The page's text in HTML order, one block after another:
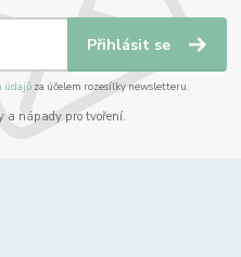
Přihlásit se
údajůza účelem rozesílky newsletteru.
a nápady pro tvoření.